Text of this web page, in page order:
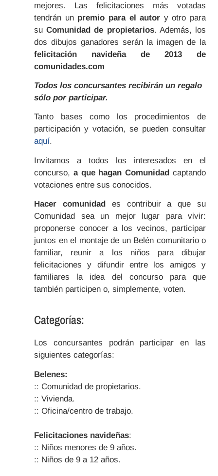
mejores. Las felicitaciones más votadas
tendrán un premio para el autor y otro para
suComunidad de propietarios. Además, los
dos dibujos ganadores serán la imagen de la
felicitación navideña de 2013 de
comunidades.com
Todos los concursantes recibirán un regalo
sólo por participar.
Tanto bases como los procedimientos de
participación y votación, se pueden consultar
aquí.
Invitamos a todos los interesados en el
concurso, a que hagan Comunidad captando
votaciones entre sus conocidos.
Hacer comunidad
es contribuir a que su
Comunidad sea un mejor lugar para vivir:
proponerse conocer a los vecinos, participar
juntos en el montaje de un Belén comunitario o
familiar, reunir a los niños para dibujar
felicitaciones y difundir entre los amigos y
familiares la idea del concurso para que
también participen o, simplemente, voten.
Categorías:
Los concursantes podrán participar en las
siguientes categorías:
Belenes:
:: Comunidad de propietarios.
:: Vivienda.
:: Oficina/centro de trabajo.
Felicitaciones navideñas:
:: Niños menores de 9 años.
:: Niños de 9 a 12 años.